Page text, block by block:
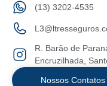
(13) 3202-4535
R. Barão de
Encruzilhada,
Nossos Contatos